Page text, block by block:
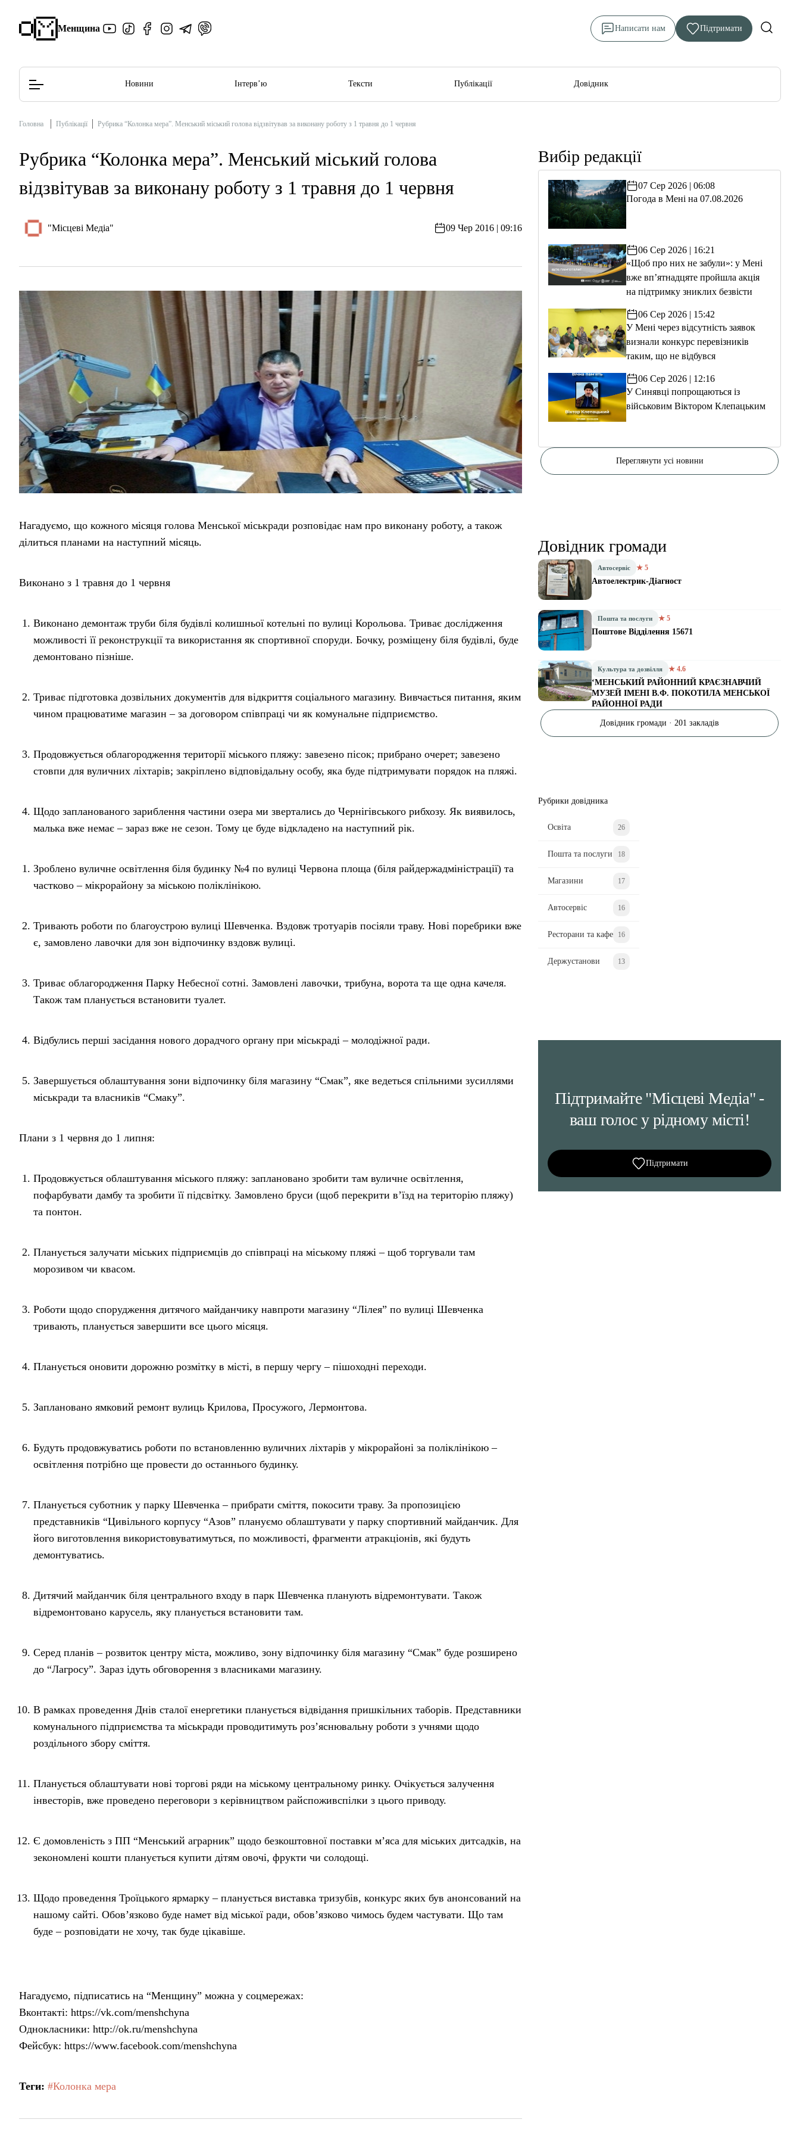
Менщина Написати нам Підтримати
Редакційна політика
Новини Інтерв’ю Тексти Публікації Довідник
Головна Публікації Рубрика “Колонка мера”. Менський міський голова відзвітував за виконану роботу з 1 травня до 1 червня
Рубрика “Колонка мера”. Менський міський голова
відзвітував за виконану роботу з 1 травня до 1 червня
"Місцеві Медіа" 09 Чер 2016 | 09:16
Нагадуємо, що кожного місяця голова Менської міськради розповідає нам про виконану роботу, а також
ділиться планами на наступний місяць.
Виконано з 1 травня до 1 червня
Виконано демонтаж труби біля будівлі колишньої котельні по вулиці Корольова. Триває дослідження
можливості її реконструкції та використання як спортивної споруди. Бочку, розміщену біля будівлі, буде
демонтовано пізніше.
Триває підготовка дозвільних документів для відкриття соціального магазину. Вивчається питання, яким
чином працюватиме магазин – за договором співпраці чи як комунальне підприємство.
Продовжується облагородження території міського пляжу: завезено пісок; прибрано очерет; завезено
стовпи для вуличних ліхтарів; закріплено відповідальну особу, яка буде підтримувати порядок на пляжі.
Щодо запланованого зариблення частини озера ми звертались до Чернігівського рибхозу. Як виявилось,
малька вже немає – зараз вже не сезон. Тому це буде відкладено на наступний рік.
Зроблено вуличне освітлення біля будинку №4 по вулиці Червона площа (біля райдержадміністрації) та
частково – мікрорайону за міською поліклінікою.
Тривають роботи по благоустрою вулиці Шевченка. Вздовж тротуарів посіяли траву. Нові поребрики вже
є, замовлено лавочки для зон відпочинку вздовж вулиці.
Триває облагородження Парку Небесної сотні. Замовлені лавочки, трибуна, ворота та ще одна качеля.
Також там планується встановити туалет.
Відбулись перші засідання нового дорадчого органу при міськраді – молодіжної ради.
Завершується облаштування зони відпочинку біля магазину “Смак”, яке ведеться спільними зусиллями
міськради та власників “Смаку”.
Плани з 1 червня до 1 липня:
Продовжується облаштування міського пляжу: заплановано зробити там вуличне освітлення,
пофарбувати дамбу та зробити її підсвітку. Замовлено бруси (щоб перекрити в’їзд на територію пляжу)
та понтон.
Планується залучати міських підприємців до співпраці на міському пляжі – щоб торгували там
морозивом чи квасом.
Роботи щодо спорудження дитячого майданчику навпроти магазину “Лілея” по вулиці Шевченка
тривають, планується завершити все цього місяця.
Планується оновити дорожню розмітку в місті, в першу чергу – пішоходні переходи.
Заплановано ямковий ремонт вулиць Крилова, Просужого, Лермонтова.
Будуть продовжуватись роботи по встановленню вуличних ліхтарів у мікрорайоні за поліклінікою –
освітлення потрібно ще провести до останнього будинку.
Планується суботник у парку Шевченка – прибрати сміття, покосити траву. За пропозицією
представників “Цивільного корпусу “Азов” плануємо облаштувати у парку спортивний майданчик. Для
його виготовлення використовуватимуться, по можливості, фрагменти атракціонів, які будуть
демонтуватись.
Дитячий майданчик біля центрального входу в парк Шевченка планують відремонтувати. Також
відремонтовано карусель, яку планується встановити там.
Серед планів – розвиток центру міста, можливо, зону відпочинку біля магазину “Смак” буде розширено
до “Лагросу”. Зараз ідуть обговорення з власниками магазину.
В рамках проведення Днів сталої енергетики планується відвідання пришкільних таборів. Представники
комунального підприємства та міськради проводитимуть роз’яснювальну роботи з учнями щодо
роздільного збору сміття.
Планується облаштувати нові торгові ряди на міському центральному ринку. Очікується залучення
інвесторів, вже проведено переговори з керівництвом райспоживспілки з цього приводу.
Є домовленість з ПП “Менський аграрник” щодо безкоштовної поставки м’яса для міських дитсадків, на
зекономлені кошти планується купити дітям овочі, фрукти чи солодощі.
Щодо проведення Троїцького ярмарку – планується виставка тризубів, конкурс яких був анонсований на
нашому сайті. Обов’язково буде намет від міської ради, обов’язково чимось будем частувати. Що там
буде – розповідати не хочу, так буде цікавіше.
Нагадуємо, підписатись на “Менщину” можна у соцмережах:
Вконтакті: https://vk.com/menshchyna
Однокласники: http://ok.ru/menshchyna
Фейсбук: https://www.facebook.com/menshchyna
Теги: #Колонка мера
Вибір редакції
07 Сер 2026 | 06:08
Погода в Мені на 07.08.2026
06 Сер 2026 | 16:21
«Щоб про них не забули»: у Мені
вже вп’ятнадцяте пройшла акція
на підтримку зниклих безвісти
06 Сер 2026 | 15:42
У Мені через відсутність заявок
визнали конкурс перевізників
таким, що не відбувся
06 Сер 2026 | 12:16
У Синявці попрощаються із
військовим Віктором Клепацьким
Переглянути усі новини
Довідник громади
Автосервіс ★ 5
Автоелектрик-Діагност
Пошта та послуги ★ 5
Поштове Відділення 15671
Культура та дозвілля ★ 4.6
‘МЕНСЬКИЙ РАЙОННИЙ КРАЄЗНАВЧИЙ
МУЗЕЙ ІМЕНІ В.Ф. ПОКОТИЛА МЕНСЬКОЇ
РАЙОННОЇ РАДИ
Довідник громади · 201 закладів
Рубрики довідника
Освіта 26
Пошта та послуги 18
Магазини 17
Автосервіс 16
Ресторани та кафе 16
Держустанови 13
Підтримайте "Місцеві Медіа" -
ваш голос у рідному місті!
Підтримати